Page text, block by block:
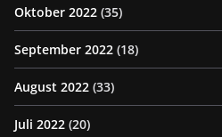
Oktober 2022 (35)
September 2022 (18)
August 2022 (33)
Juli 2022 (20)